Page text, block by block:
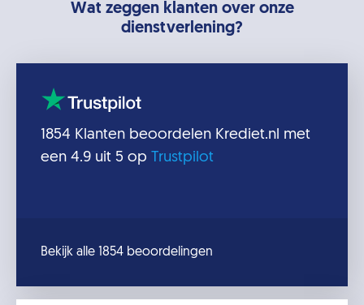
Wat zeggen klanten over onze
dienstverlening?
1854 Klanten beoordelen Krediet.nl met
een 4.9 uit 5 op Trustpilot
Bekijk alle 1854 beoordelingen